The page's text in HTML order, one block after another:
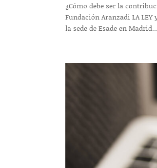
¿Cómo debe ser la
Fundación Aranzadi LA
la sede de Esade en